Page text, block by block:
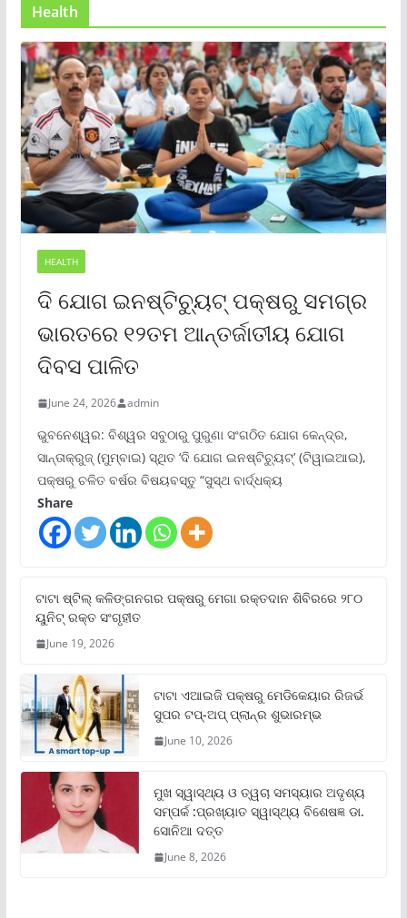
Health
HEALTH
ଦି ଯୋଗ ଇନଷ୍ଟିଚ୍ୟୁଟ୍ ପକ୍ଷରୁ ସମଗ୍ର
ଭାରତରେ ୧୨ତମ ଆନ୍ତର୍ଜାତୀୟ ଯୋଗ
ଦିବସ ପାଳିତ
June 24, 2026 admin
ଭୁବନେଶ୍ୱର: ବିଶ୍ୱର ସବୁଠାରୁ ପୁରୁଣା ସଂଗଠିତ ଯୋଗ କେନ୍ଦ୍ର,
ସାନ୍ତାକ୍ରୁଜ୍ (ମୁମ୍ବାଇ) ସ୍ଥିତ ‘ଦି ଯୋଗ ଇନଷ୍ଟିଚ୍ୟୁଟ୍‌’ (ଟିୱାଇଆଇ),
ପକ୍ଷରୁ ଚଳିତ ବର୍ଷର ବିଷୟବସ୍ତୁ “ସୁସ୍ଥ ବାର୍ଦ୍ଧକ୍ୟ
Share
ଟାଟା ଷ୍ଟିଲ୍‌ କଳିଙ୍ଗନଗର ପକ୍ଷରୁ ମେଗା ରକ୍ତଦାନ ଶିବିରରେ ୨୮୦
ୟୁନିଟ୍‌ ରକ୍ତ ସଂଗୃହୀତ
June 19, 2026
ଟାଟା ଏଆଇଜି ପକ୍ଷରୁ ମେଡିକେୟାର ରିଜର୍ଭ
ସୁପର ଟପ୍‌-ଅପ୍ ପ୍ଲାନ୍‌ର ଶୁଭାରମ୍ଭ
June 10, 2026
ମୁଖ ସ୍ୱାସ୍ଥ୍ୟ ଓ ତ୍ୱଚା ସମସ୍ୟାର ଅଦୃଶ୍ୟ
ସମ୍ପର୍କ :ପ୍ରଖ୍ୟାତ ସ୍ୱାସ୍ଥ୍ୟ ବିଶେଷଜ୍ଞ ଡା.
ସୋନିଆ ଦତ୍ତ
June 8, 2026